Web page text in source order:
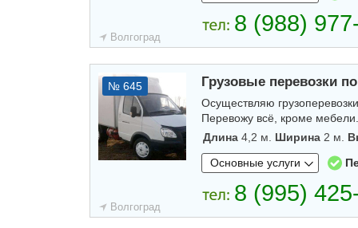
Волгоград
Волгоград
№ 645 Грузовые перевозки
Осуществляю
Перевожу всё, кроме мебели.
Длина 4,2 м. Ширина 2 м.
Основные услуги